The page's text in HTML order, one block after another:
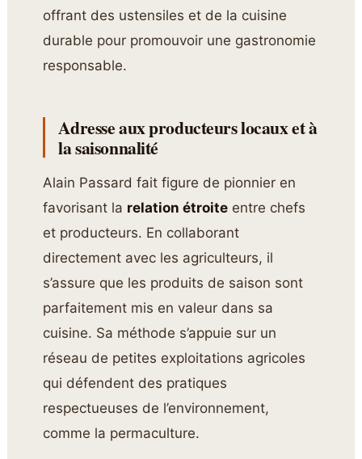
offrant des ustensiles et de la cuisine
durable pour promouvoir une gastronomie
responsable.
Adresse aux producteurs locaux et à
la saisonnalité
Alain Passard fait figure de pionnier en
favorisant la relation étroite entre chefs
et producteurs. En collaborant
directement avec les agriculteurs, il
s’assure que les produits de saison sont
parfaitement mis en valeur dans sa
cuisine. Sa méthode s’appuie sur un
réseau de petites exploitations agricoles
qui défendent des pratiques
respectueuses de l’environnement,
comme la permaculture.